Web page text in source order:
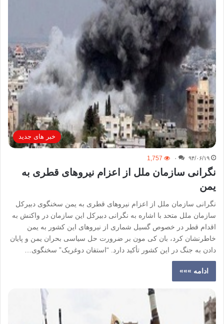
خبر های جدید
۹۴/۰۶/۱۹ ۰ 1,757
نگرانی سازمان ملل از اعزام نیروهای قطری به
یمن
نگرانی سازمان ملل از اعزام نیروهای قطری به یمن سخنگوی دبیرکل
سازمان ملل متحد با اشاره به نگرانی دبیرکل این سازمان در واکنش به
اقدام قطر در خصوص گسیل شماری از نیروهای این کشور به یمن
خاطرنشان کرد، بان کی مون بر ضرورت حل سیاسی بحران یمن و پایان
دادن به جنگ در این کشور تأکید دارد. “استفان دوغریک” سخنگوی…
ادامه »»»